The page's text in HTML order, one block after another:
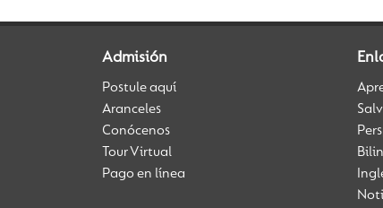
Admisión
Postule aquí
Aranceles
Conócenos
Tour Virtual
Pago en línea